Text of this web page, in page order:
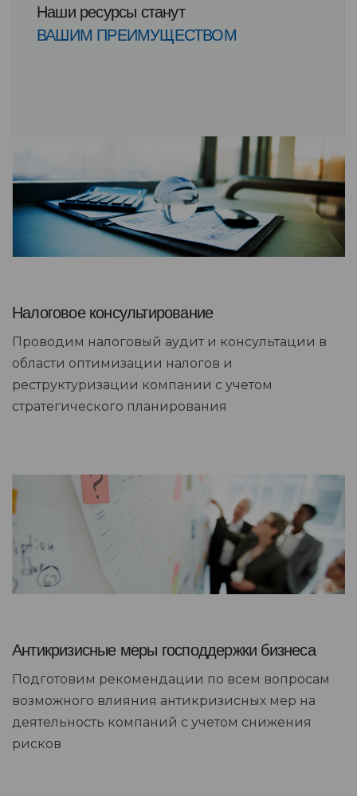
Наши ресурсы станут
ВАШИМ ПРЕИМУЩЕСТВОМ
Налоговое консультирование
Проводим налоговый аудит и консультации в
области оптимизации налогов и
реструктуризации компании с учетом
стратегического планирования
Антикризисные меры господдержки бизнеса
Подготовим рекомендации по всем вопросам
возможного влияния антикризисных мер на
деятельность компаний с учетом снижения
рисков